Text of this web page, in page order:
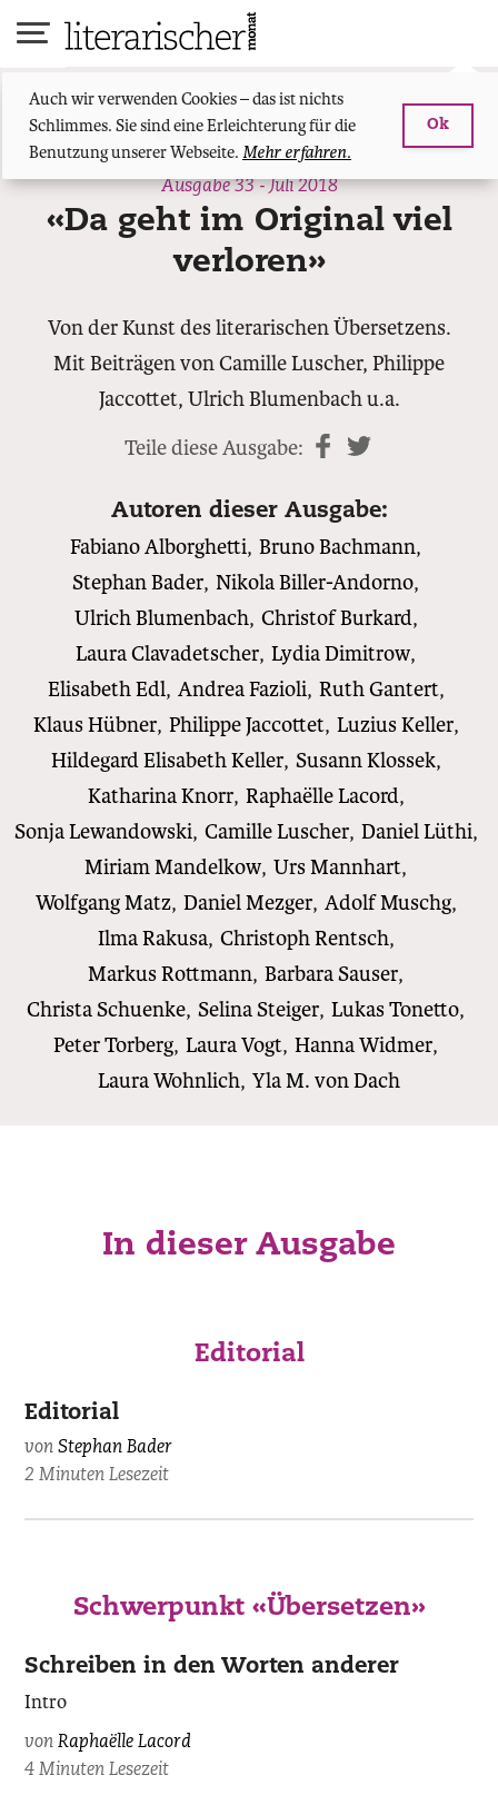
Auch wir verwenden Cookies – das ist nichts
Schlimmes. Sie sind eine Erleichterung für die
Benutzung unserer Webseite. Mehr erfahren.
Ok
Ausgabe ist leider vergriffen.
Ausgabe 33 - Juli 2018
«Da geht im Original viel
verloren»
Von der Kunst des literarischen Übersetzens.
Mit Beiträgen von Camille Luscher, Philippe
Jaccottet, Ulrich Blumenbach u.a.
Teile diese Ausgabe:
teilen
Autoren dieser Ausgabe:
Fabiano Alborghetti, Bruno Bachmann,
Stephan Bader, Nikola Biller-Andorno,
Ulrich Blumenbach, Christof Burkard,
Laura Clavadetscher, Lydia Dimitrow,
Elisabeth Edl, Andrea Fazioli, Ruth Gantert,
Klaus Hübner, Philippe Jaccottet, Luzius Keller,
Hildegard Elisabeth Keller, Susann Klossek,
Katharina Knorr, Raphaëlle Lacord,
Sonja Lewandowski, Camille Luscher, Daniel Lüthi,
Miriam Mandelkow, Urs Mannhart,
Wolfgang Matz, Daniel Mezger, Adolf Muschg,
Ilma Rakusa, Christoph Rentsch,
Markus Rottmann, Barbara Sauser,
Christa Schuenke, Selina Steiger, Lukas Tonetto,
Peter Torberg, Laura Vogt, Hanna Widmer,
Laura Wohnlich, Yla M. von Dach
In dieser Ausgabe
Editorial
Editorial
vonStephan Bader
2 Minuten Lesezeit
Schwerpunkt «Übersetzen»
Schreiben in den Worten anderer
Intro
vonRaphaëlle Lacord
4 Minuten Lesezeit